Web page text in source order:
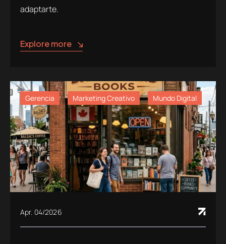
adaptarte.
Explore more
Gerencia Marketing Creativo Mundo Digital
Apr. 04/2026